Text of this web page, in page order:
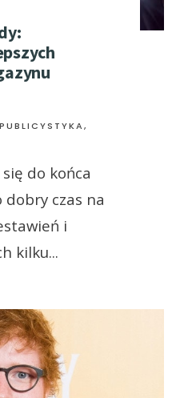
,
do końca
dobry czas na
i
kilku...